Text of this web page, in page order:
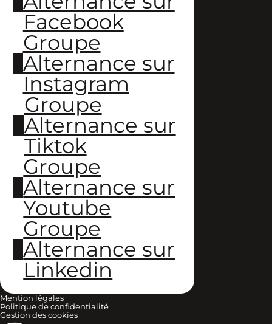
Facebook
Groupe
Alternance sur
Instagram
Groupe
Alternance sur
Tiktok
Groupe
Alternance sur
Youtube
Groupe
Alternance sur
Linkedin
Mention légales
Politique de confidentialité
Gestion des cookies